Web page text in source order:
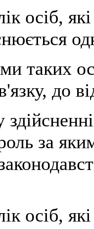
осіб,
таких
до
за
осіб,